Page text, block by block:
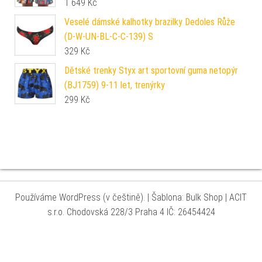
1 649 Kč
Veselé dámské kalhotky brazilky Dedoles Růže
(D-W-UN-BL-C-C-139) S
329 Kč
Dětské trenky Styx art sportovní guma netopýr
(BJ1759) 9-11 let, trenýrky
299 Kč
Používáme WordPress (v češtině). Šablona: Bulk Shop
| ACIT
s.r.o. Chodovská 228/3 Praha 4 IČ: 26454424